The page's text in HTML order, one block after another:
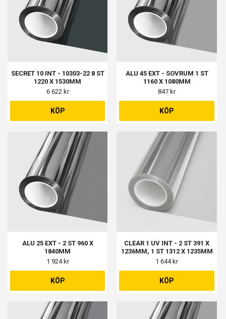
SECRET 10 INT - 10303-22 8 ST
1220 X 1530MM
6 622 kr
KÖP
ALU 45 EXT - SOVRUM 1 ST
1160 X 1080MM
847 kr
KÖP
ALU 25 EXT - 2 ST 960 X
1840MM
1 924 kr
KÖP
CLEAR 1 UV INT - 2 ST 391 X
1236MM, 1 ST 1312 X 1235MM
1 644 kr
KÖP